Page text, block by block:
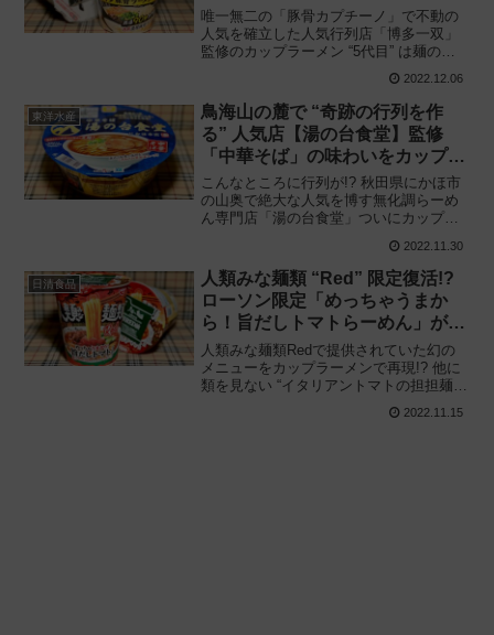
ただし油断するな
唯一無二の「豚骨カプチーノ」で不動の
人気を確立した人気行列店「博多一双」
監修のカップラーメン “5代目” は麺の進
化に注目!! ローソン名店シリーズ「博多
一双 泡系濃厚豚骨ラーメン」（五代目）
を食べてみた感想と評価・レビューで
す。
2022.12.06
東洋水産
鳥海山の麓で “奇跡の行列を作
る” 人気店【湯の台食堂】監修
「中華そば」の味わいをカップ麺
で再現!!
こんなところに行列が!? 秋田県にかほ市
の山奥で絶大な人気を博す無化調らーめ
ん専門店「湯の台食堂」ついにカップラ
「湯（ゆ）の台（だい）食堂 中華そば」
を食べてみた感想と評価・レビューで
す。
2022.11.30
日清食品
人類みな麺類 “Red” 限定復活!?
ローソン限定「めっちゃうまか
ら！旨だしトマトらーめん」が新
境地!!
人類みな麺類Redで提供されていた幻の
メニューをカップラーメンで再現!? 他に
類を見ない “イタリアントマトの担担麺
っちゃうまから！旨だしトマトらーめ
2022.11.15